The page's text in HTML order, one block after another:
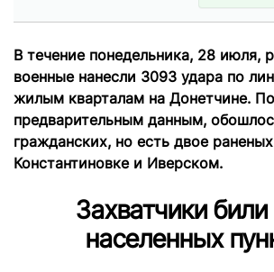
В течение понедельника, 28 июля,
военные нанесли 3093 удара по
жилым кварталам на Донетчине. По
предварительным данным,
гражданских, но есть двое
Константиновке и Иверском.
Захватчики били
населенных